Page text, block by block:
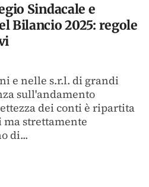
Sindacale e
Bilancio 2025: regole
e nelle s.r.l. di grandi
sull'andamento
dei conti è ripartita
strettamente
di...